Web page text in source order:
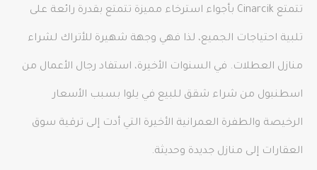
تتمتع Cinarcik بأجواء استرخاء مميزة تتمتع بقدرة رائعة على
تلبية احتياجات الجميع، لذا فهي وجهة شهيرة للأتراك لشراء
منازل العطلات. في السنوات الأخيرة، استفاد رجال الأعمال من
اسطنبول من شراء شقق للبيع في يلوا بسبب الأسعار
الرخيصة والطفرة العمرانية الأخيرة التي أدت إلى ترقية سوق
العقارات إلى منازل جديدة وحديثة.